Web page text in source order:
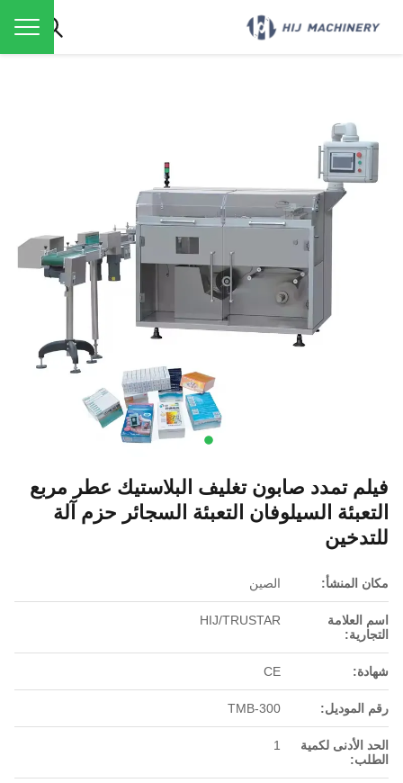
فيلم تمدد صابون تغليف البلاستيك عطر مربع
التعبئة السيلوفان التعبئة السجائر حزم آلة
للتدخين
مكان المنشأ: الصين
اسم العلامة
التجارية:
HIJ/TRUSTAR
شهادة: CE
رقم الموديل: TMB-300
الحد الأدنى لكمية
الطلب:
1